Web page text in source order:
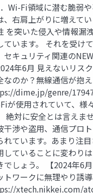
Wi-Fi領域に潜む脆弱
、右肩上がりに増えて
を突いた侵入や情報漏
ています。 それを受け
セキュリティ関連の
年6月 見えないリス
なのか？無線通信が抱
dime.jp/genre/
が使用されていて、様
絶対に安全とは言えま
干渉や盗用、通信プロ
れています。あまり注
していることに変わり
でしょう。 【2024年6
トワークに無理やり誘
xtech.nikkei.com/